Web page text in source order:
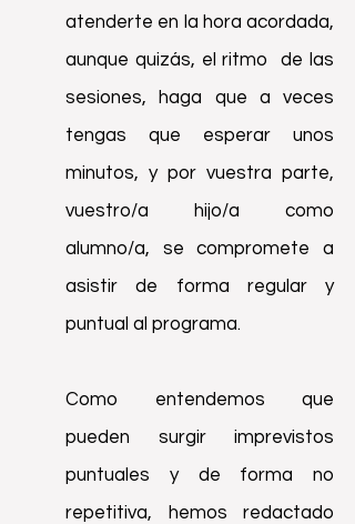
atenderte en la hora acordada,
aunque quizás, el ritmo de las
sesiones, haga que a veces
tengas que esperar unos
minutos, y por vuestra parte,
vuestro/a hijo/a como
alumno/a, se compromete a
asistir de forma regular y
puntual al programa.
Como entendemos que
pueden surgir imprevistos
puntuales y de forma no
repetitiva, hemos redactado